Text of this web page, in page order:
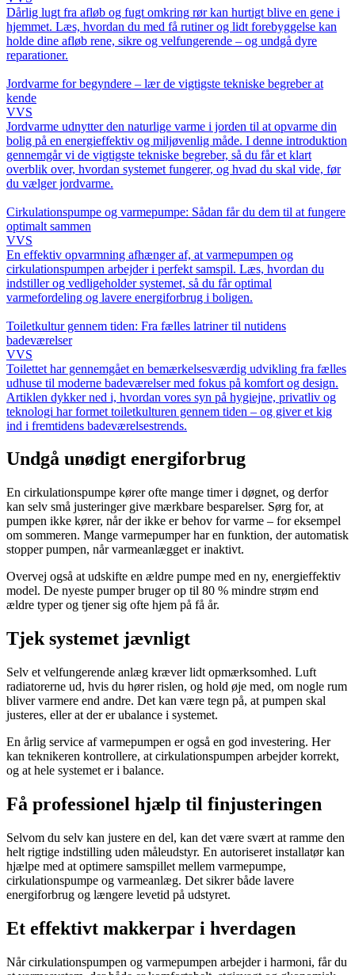
Dårlig lugt fra afløb og fugt omkring rør kan hurtigt blive en gene i
hjemmet. Læs, hvordan du med få rutiner og lidt forebyggelse kan
holde dine afløb rene, sikre og velfungerende – og undgå dyre
reparationer.
Jordvarme for begyndere – lær de vigtigste tekniske begreber at
kende
VVS
Jordvarme udnytter den naturlige varme i jorden til at opvarme din
bolig på en energieffektiv og miljøvenlig måde. I denne introduktion
gennemgår vi de vigtigste tekniske begreber, så du får et klart
overblik over, hvordan systemet fungerer, og hvad du skal vide, før
du vælger jordvarme.
Cirkulationspumpe og varmepumpe: Sådan får du dem til at fungere
optimalt sammen
VVS
En effektiv opvarmning afhænger af, at varmepumpen og
cirkulationspumpen arbejder i perfekt samspil. Læs, hvordan du
indstiller og vedligeholder systemet, så du får optimal
varmefordeling og lavere energiforbrug i boligen.
Toiletkultur gennem tiden: Fra fælles latriner til nutidens
badeværelser
VVS
Toilettet har gennemgået en bemærkelsesværdig udvikling fra fælles
udhuse til moderne badeværelser med fokus på komfort og design.
Artiklen dykker ned i, hvordan vores syn på hygiejne, privatliv og
teknologi har formet toiletkulturen gennem tiden – og giver et kig
ind i fremtidens badeværelsestrends.
Undgå unødigt energiforbrug
En cirkulationspumpe kører ofte mange timer i døgnet, og derfor
kan selv små justeringer give mærkbare besparelser. Sørg for, at
pumpen ikke kører, når der ikke er behov for varme – for eksempel
om sommeren. Mange varmepumper har en funktion, der automatisk
stopper pumpen, når varmeanlægget er inaktivt.
Overvej også at udskifte en ældre pumpe med en ny, energieffektiv
model. De nyeste pumper bruger op til 80 % mindre strøm end
ældre typer og tjener sig ofte hjem på få år.
Tjek systemet jævnligt
Selv et velfungerende anlæg kræver lidt opmærksomhed. Luft
radiatorerne ud, hvis du hører rislen, og hold øje med, om nogle rum
bliver varmere end andre. Det kan være tegn på, at pumpen skal
justeres, eller at der er ubalance i systemet.
En årlig service af varmepumpen er også en god investering. Her
kan teknikeren kontrollere, at cirkulationspumpen arbejder korrekt,
og at hele systemet er i balance.
Få professionel hjælp til finjusteringen
Selvom du selv kan justere en del, kan det være svært at ramme den
helt rigtige indstilling uden måleudstyr. En autoriseret installatør kan
hjælpe med at optimere samspillet mellem varmepumpe,
cirkulationspumpe og varmeanlæg. Det sikrer både lavere
energiforbrug og længere levetid på udstyret.
Et effektivt makkerpar i hverdagen
Når cirkulationspumpen og varmepumpen arbejder i harmoni, får du